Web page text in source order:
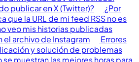
publicar en X (Twitter)?
¿Por
que la URL de mi feed RSS no es
veo mis historias publicadas
archivo de Instagram
Errores
y solución de problemas
se muestran las mejores horas para